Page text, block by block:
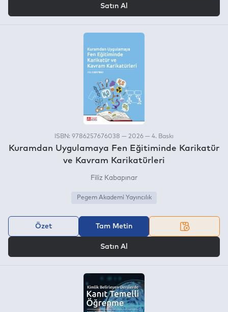
Satın Al
ISBN: 9786257676038 — 2026 — 4. Baskı
Kuramdan Uygulamaya Fen Eğitiminde Karikatür
ve Kavram Karikatürleri
Filiz Kabapınar
Pegem Akademi Yayıncılık
Özet Tam Metin
Satın Al